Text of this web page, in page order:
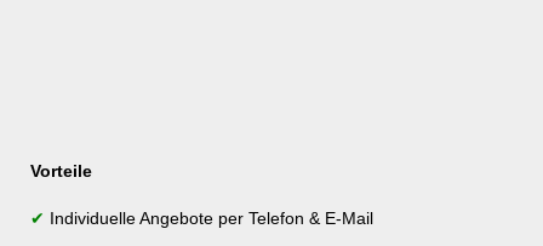
Vorteile
✔ Individuelle Angebote per Telefon & E-Mail